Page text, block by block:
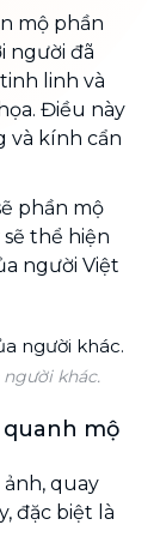
mộ phần
người đã
linh và
Điều này
và kính cẩn
phần mộ
thể hiện
người Việt
khác.
mộ
quay
đặc biệt là